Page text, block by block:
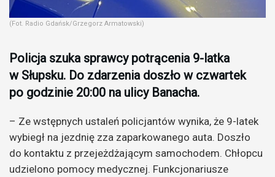
(Fot. Radio Gdańsk/Grzegorz Armatowski)
Policja szuka sprawcy potrącenia 9-latka
w Słupsku. Do zdarzenia doszło w czwartek
po godzinie 20:00 na ulicy Banacha.
– Ze wstępnych ustaleń policjantów wynika, że 9-latek
wybiegł na jezdnię zza zaparkowanego auta. Doszło
do kontaktu z przejeżdżającym samochodem. Chłopcu
udzielono pomocy medycznej. Funkcjonariusze